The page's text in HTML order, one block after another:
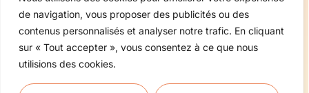
de navigation, vous proposer des publicités ou des
contenus personnalisés et analyser notre trafic. En cliquant
sur « Tout accepter », vous consentez à ce que nous
utilisions des cookies.
Contactez
nous
Référencement
SEO
Rédaction de
contenu